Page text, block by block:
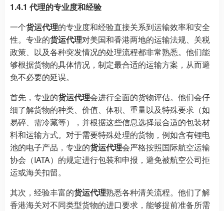
1.4.1 代理的专业度和经验
一个货运代理的专业度和经验直接关系到运输效率和安全
性。专业的货运代理对美国和香港两地的运输法规、关税
政策、以及各种突发情况的处理流程都非常熟悉。他们能
够根据货物的具体情况，制定最合适的运输方案，从而避
免不必要的延误。
首先，专业的货运代理会进行全面的货物评估。他们会仔
细了解货物的种类、价值、体积、重量以及特殊要求（如
易碎、需冷藏等），并根据这些信息选择最合适的包装材
料和运输方式。对于需要特殊处理的货物，例如含有锂电
池的电子产品，专业的货运代理会严格按照国际航空运输
协会（IATA）的规定进行包装和申报，避免被航空公司拒
运或海关扣留。
其次，经验丰富的货运代理熟悉各种清关流程。他们了解
香港海关对不同类型货物的进口要求，能够提前准备所需